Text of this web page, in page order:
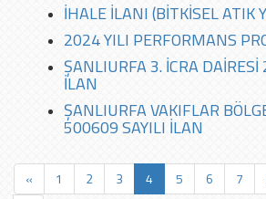
İHALE İLANI (BİTKİSEL ATIK
2024 YILI PERFORMANS
ŞANLIURFA 3. İCRA
İLAN
ŞANLIURFA VAKIFLAR
500609 SAYILI İLAN
« 1 2 3 4 5 6 7